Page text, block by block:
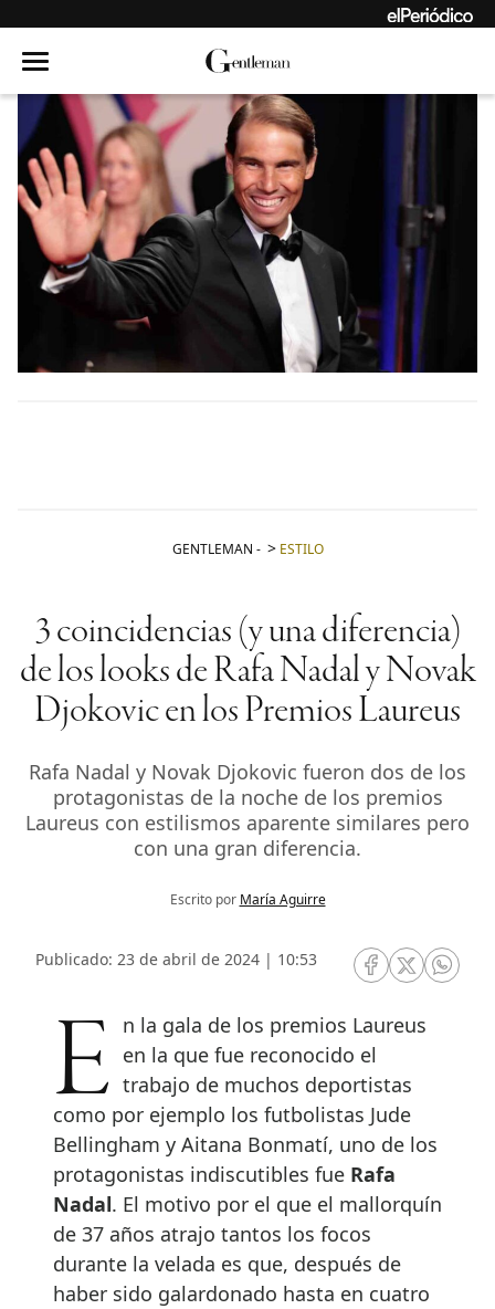
GENTLEMAN - ESTILO
3 coincidencias (y una diferencia)
de los looks de Rafa Nadal y Novak
Djokovic en los Premios Laureus
Rafa Nadal y Novak Djokovic fueron dos de los
protagonistas de la noche de los premios
Laureus con estilismos aparente similares pero
con una gran diferencia.
Escrito por María Aguirre
Publicado: 23 de abril de 2024 | 10:53
RRSS Facebook
RRSSRRSS
En la gala de los premios Laureus en la que fue reconocido el
trabajo de muchos deportistas
como por ejemplo los futbolistas Jude
Bellingham y Aitana Bonmatí, uno de los
protagonistas indiscutibles fue Rafa
Nadal. El motivo por el que el mallorquín
de 37 años atrajo tantos los focos
durante la velada es que, después de
haber sido galardonado hasta en cuatro